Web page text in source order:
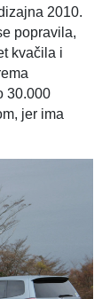
2010.
popravila,
kvačila i
30.000
jer ima